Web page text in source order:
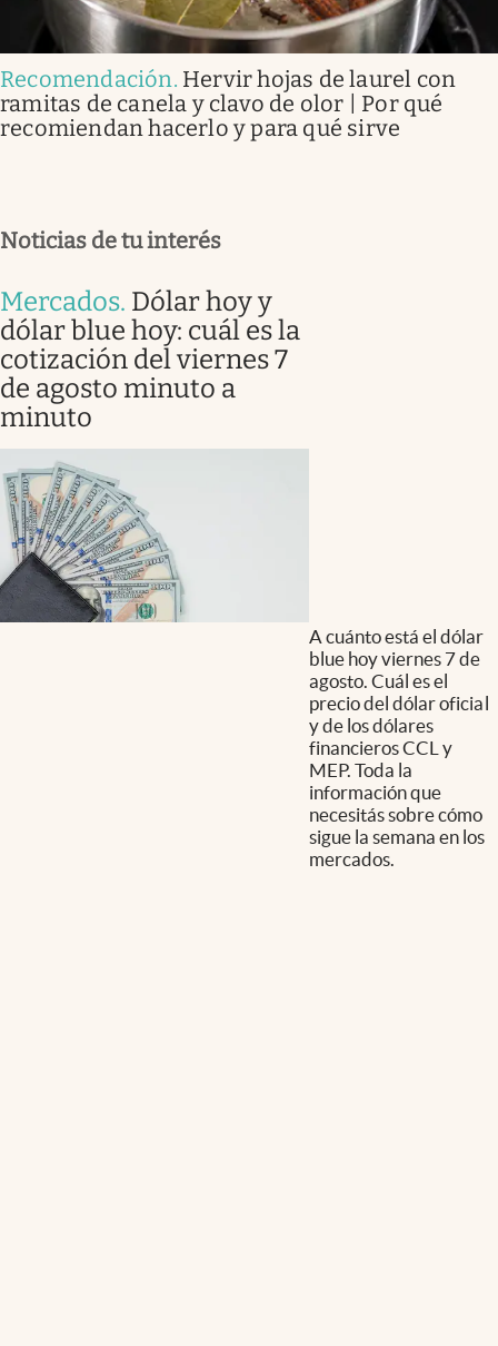
Recomendación. Hervir hojas de laurel con
ramitas de canela y clavo de olor | Por qué
recomiendan hacerlo y para qué sirve
Noticias de tu interés
Mercados. Dólar hoy y
dólar blue hoy: cuál es la
cotización del viernes 7
de agosto minuto a
minuto
A cuánto está el dólar
blue hoy viernes 7 de
agosto. Cuál es el
precio del dólar oficial
y de los dólares
financieros CCL y
MEP. Toda la
información que
necesitás sobre cómo
sigue la semana en los
mercados.